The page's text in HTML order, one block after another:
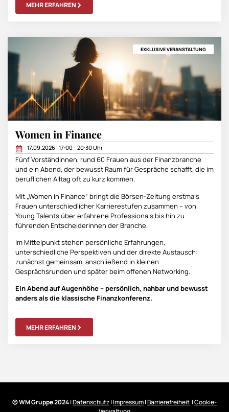
MEHR ERFAHREN
MEHR ERFAHREN
EXKLUSIVE VERANSTALTUNG
Women in Finance
17.09.2026 | 17:00 - 20:30 Uhr
Fünf Vorständinnen, rund 60 Frauen aus der Finanzbranche
und ein Abend, der bewusst Raum für Gespräche schafft, die im
beruflichen Alltag oft zu kurz kommen.
Mit „Women in Finance“ bringt die Börsen-Zeitung erstmals
Frauen unterschiedlicher Karrierestufen zusammen – von
Young Talents über erfahrene Professionals bis hin zu
führenden Entscheiderinnen der Branche.
Im Mittelpunkt stehen persönliche Erfahrungen,
unterschiedliche Perspektiven und der direkte Austausch:
zunächst gemeinsam, anschließend in kleinen
Gesprächsrunden und später beim offenen Networking.
Ein Abend auf Augenhöhe – persönlich, nahbar und bewusst
anders als die klassische Finanzkonferenz.
© WM Gruppe 2024|Datenschutz|Impressum|Barrierefreiheit |Cookie-